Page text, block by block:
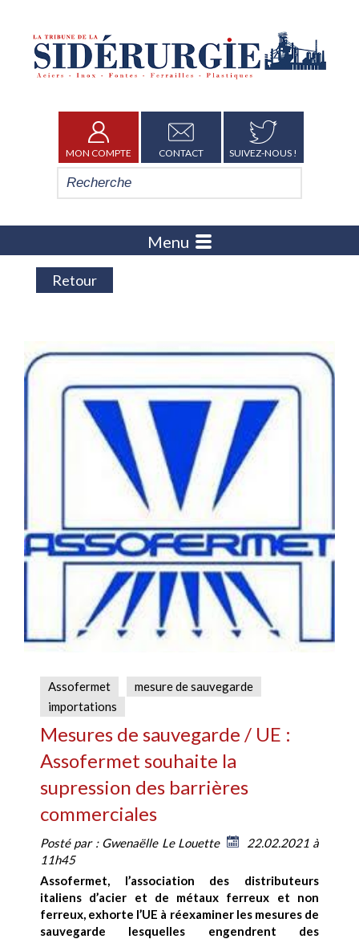
MON COMPTE CONTACT SUIVEZ-NOUS !
Menu
Retour
Assofermet
mesure de sauvegarde
importations
Mesures de sauvegarde / UE :
Assofermet souhaite la
supression des barrières
commerciales
Posté par : Gwenaëlle Le Louette
22.02.2021 à
11h45
Assofermet, l’association des distributeurs
italiens d’acier et de métaux ferreux et non
ferreux, exhorte l’UE à réexaminer les mesures de
sauvegarde lesquelles engendrent des